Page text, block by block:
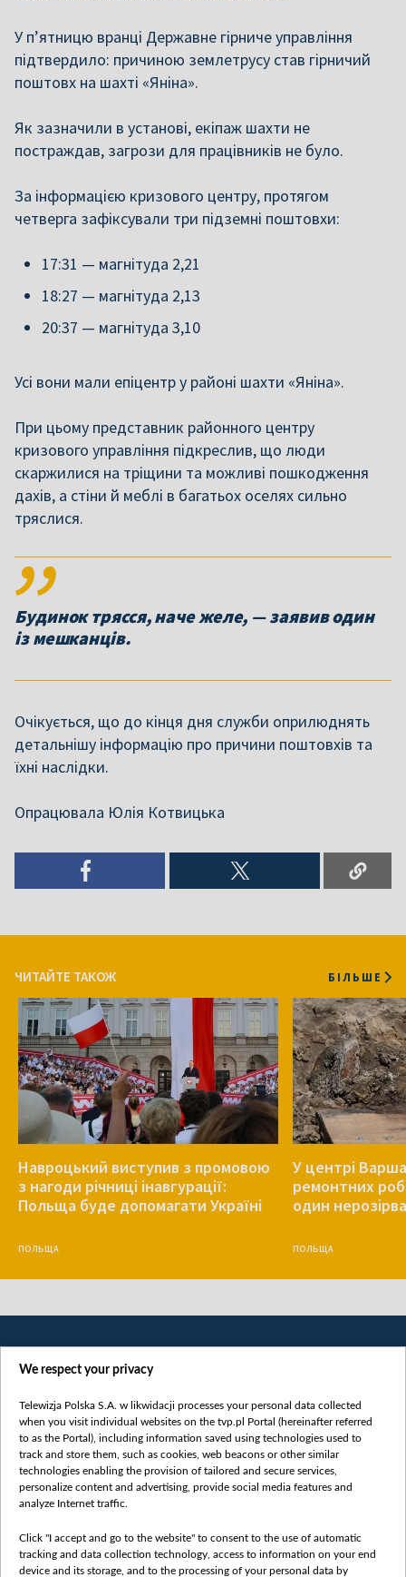
У п’ятницю вранці Державне гірниче управління
підтвердило: причиною землетрусу став гірничий
поштовх на шахті «Яніна».
Як зазначили в установі, екіпаж шахти не
постраждав, загрози для працівників не було.
За інформацією кризового центру, протягом
четверга зафіксували три підземні поштовхи:
17:31 — магнітуда 2,21
18:27 — магнітуда 2,13
20:37 — магнітуда 3,10
Усі вони мали епіцентр у районі шахти «Яніна».
При цьому представник районного центру
кризового управління підкреслив, що люди
скаржилися на тріщини та можливі пошкодження
дахів, а стіни й меблі в багатьох оселях сильно
тряслися.
Будинок трясся, наче желе, — заявив один
із мешканців.
Очікується, що до кінця дня служби оприлюднять
детальнішу інформацію про причини поштовхів та
їхні наслідки.
Опрацювала Юлія Котвицька
ЧИТАЙТЕ ТАКОЖ БІЛЬШЕ
Навроцький виступив з промовою
з нагоди річниці інавгурації:
Польща буде допомагати Україні
ПОЛЬЩА
У центрі
ремонтних
один
ПОЛЬЩА
Категорії
Новини
Докладно
Погляд
We respect your privacy
Telewizja Polska S.A. w likwidacji processes your personal data collected
when you visit individual websites on the tvp.pl Portal (hereinafter referred
to as the Portal), including information saved using technologies used to
track and store them, such as cookies, web beacons or other similar
technologies enabling the provision of tailored and secure services,
personalize content and advertising, provide social media features and
analyze Internet traffic.
Click "I accept and go to the website" to consent to the use of automatic
tracking and data collection technology, access to information on your end
device and its storage, and to the processing of your personal data by